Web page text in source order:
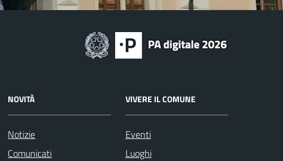
NOVITÀ
Notizie
Comunicati
VIVERE IL COMUNE
Eventi
Luoghi